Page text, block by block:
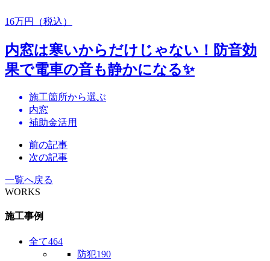
16万円（税込）
内窓は寒いからだけじゃない！防音効
果で電車の音も静かになる✨
施工箇所から選ぶ
内窓
補助金活用
前の記事
次の記事
一覧へ戻る
WORKS
施工事例
全て464
防犯190